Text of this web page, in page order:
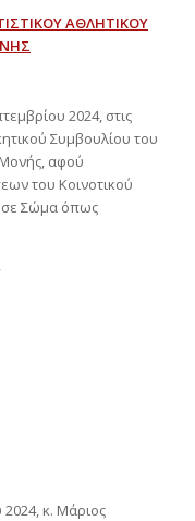
ΑΘΛΗΤΙΚΟΥ
2024, στις
Συμβουλίου του
αφού
του Κοινοτικού
σε Σώμα όπως
κ. Μάριος